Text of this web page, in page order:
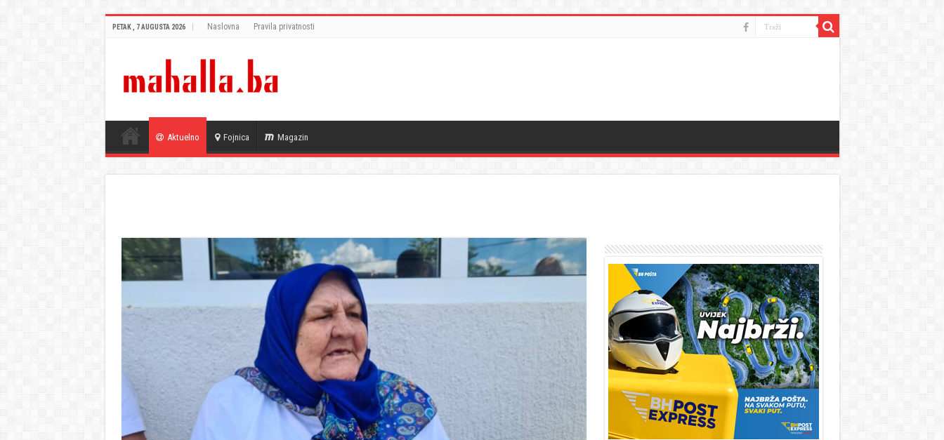
PETAK , 7 AUGUSTA 2026 Naslovna Pravila privatnosti
Aktuelno Fojnica Magazin